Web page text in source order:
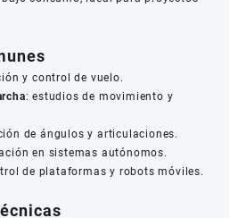
y control de vuelo.
: estudios de movimiento y
de ángulos y articulaciones.
en sistemas autónomos.
de plataformas y robots móviles.